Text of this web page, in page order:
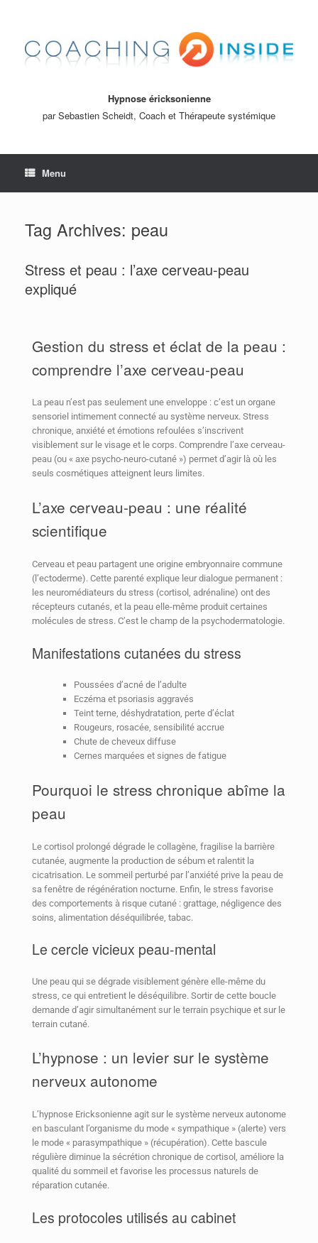
Hypnose éricksonienne
par Sebastien Scheidt, Coach et Thérapeute systémique
Menu
Tag Archives: peau
Stress et peau : l’axe cerveau-peau
expliqué
Gestion du stress et éclat de la peau :
comprendre l’axe cerveau-peau
La peau n’est pas seulement une enveloppe : c’est un organe
sensoriel intimement connecté au système nerveux. Stress
chronique, anxiété et émotions refoulées s’inscrivent
visiblement sur le visage et le corps. Comprendre l’axe cerveau-
peau (ou « axe psycho-neuro-cutané ») permet d’agir là où les
seuls cosmétiques atteignent leurs limites.
L’axe cerveau-peau : une réalité
scientifique
Cerveau et peau partagent une origine embryonnaire commune
(l’ectoderme). Cette parenté explique leur dialogue permanent :
les neuromédiateurs du stress (cortisol, adrénaline) ont des
récepteurs cutanés, et la peau elle-même produit certaines
molécules de stress. C’est le champ de la psychodermatologie.
Manifestations cutanées du stress
Poussées d’acné de l’adulte
Eczéma et psoriasis aggravés
Teint terne, déshydratation, perte d’éclat
Rougeurs, rosacée, sensibilité accrue
Chute de cheveux diffuse
Cernes marquées et signes de fatigue
Pourquoi le stress chronique abîme la
peau
Le cortisol prolongé dégrade le collagène, fragilise la barrière
cutanée, augmente la production de sébum et ralentit la
cicatrisation. Le sommeil perturbé par l’anxiété prive la peau de
sa fenêtre de régénération nocturne. Enfin, le stress favorise
des comportements à risque cutané : grattage, négligence des
soins, alimentation déséquilibrée, tabac.
Le cercle vicieux peau-mental
Une peau qui se dégrade visiblement génère elle-même du
stress, ce qui entretient le déséquilibre. Sortir de cette boucle
demande d’agir simultanément sur le terrain psychique et sur le
terrain cutané.
L’hypnose : un levier sur le système
nerveux autonome
L’hypnose Ericksonienne agit sur le système nerveux autonome
en basculant l’organisme du mode « sympathique » (alerte) vers
le mode « parasympathique » (récupération). Cette bascule
régulière diminue la sécrétion chronique de cortisol, améliore la
qualité du sommeil et favorise les processus naturels de
réparation cutanée.
Les protocoles utilisés au cabinet